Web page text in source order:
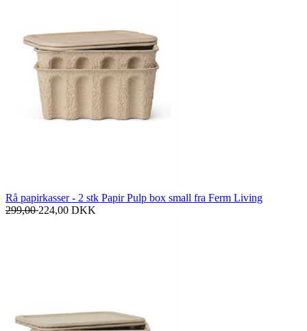
Rå papirkasser - 2 stk Papir Pulp box small fra Ferm Living
299,00224,00 DKK